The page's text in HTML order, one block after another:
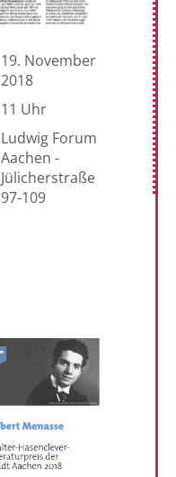
19. November
2018
11 Uhr
Ludwig Forum
Aachen -
Jülicherstraße
97-109